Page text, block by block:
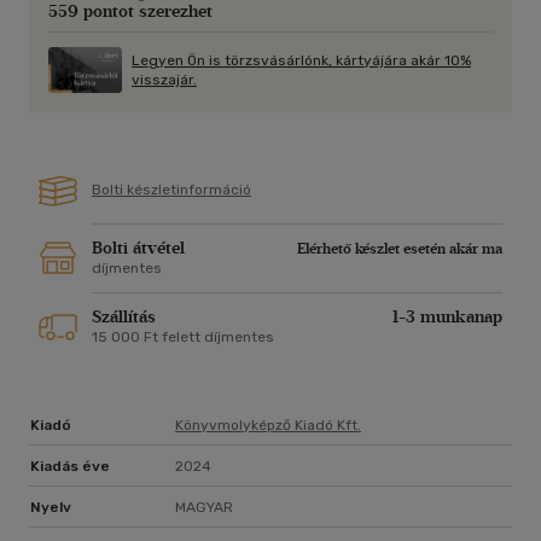
megmenti őket. De az idő szorít, és ha Auri nem képes
megtanulni, hogyan uralkodjon az erején Szikraként, a csapat
és minden rajongója hullább lesz, mint az Abraaxis-IV csodás
ultraszaurusza.
"Nonstop akció, romantika és néhány lenyűgöző meglepetés.
- Kirkus Reviews
Vidd haza nyugodtan! Tetszeni fog.
559 pontot szerezhet
Legyen Ön is törzsvásárlónk, kártyájára akár 10%
visszajár.
Bolti készletinformáció
Bolti átvétel
Elérhető készlet esetén akár ma
díjmentes
Szállítás 1-3 munkanap
15 000 Ft felett díjmentes
Kiadó Könyvmolyképző Kiadó Kft.
Kiadás éve 2024
Nyelv MAGYAR